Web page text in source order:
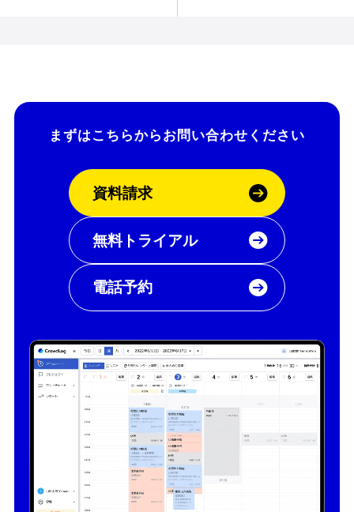
まずはこちらから お問い合わせください
資料請求
無料トライアル
電話予約